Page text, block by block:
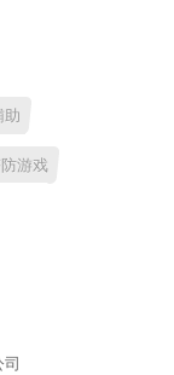
助
游戏